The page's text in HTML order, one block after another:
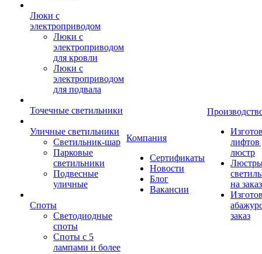
Люки с
электроприводом
Люки с
электроприводом
для кровли
Люки с
электроприводом
для подвала
Точечные светильники
Уличные светильники
Светильник-шар
Парковые
светильники
Подвесные
уличные
Споты
Светодиодные
споты
Споты с 5
лампами и более
Компания
Сертификаты
Новости
Блог
Вакансии
лифтов
люстр
на заказ
заказ